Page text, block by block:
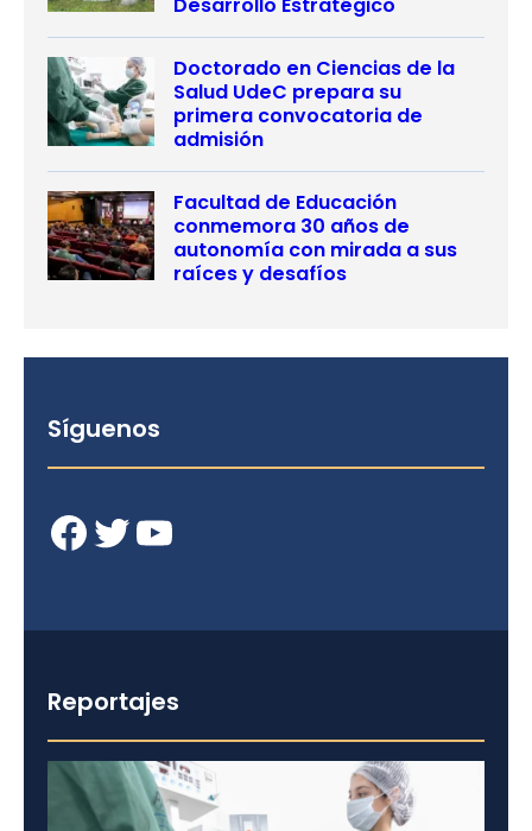
Doctorado en Ciencias de la
Salud UdeC prepara su
primera convocatoria de
admisión
Facultad de Educación
conmemora 30 años de
autonomía con mirada a sus
raíces y desafíos
Síguenos
Facebook Twitter YouTube
Reportajes